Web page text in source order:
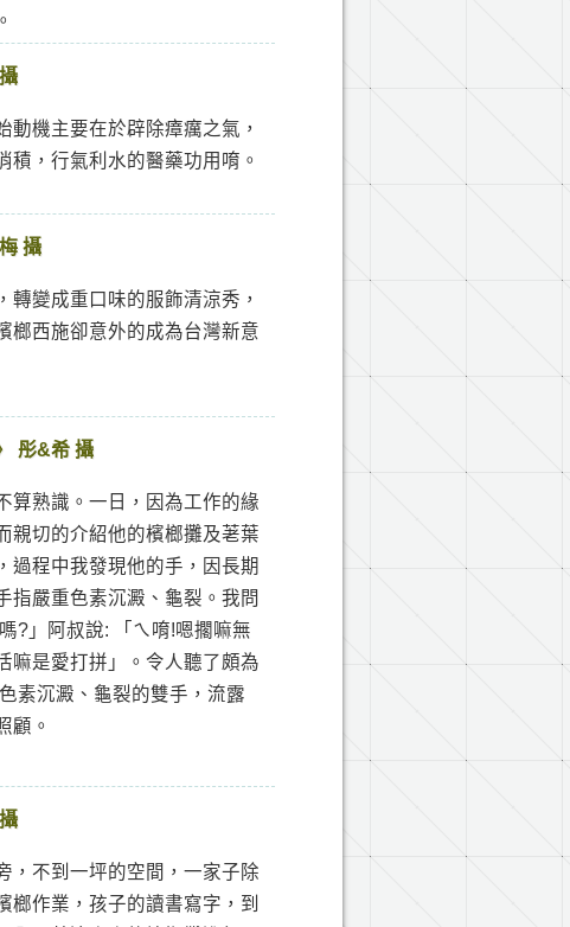
動機主要在於辟除瘴癘之氣，
積，行氣利水的醫藥功用唷。
攝
轉變成重口味的服飾清涼秀，
榔西施卻意外的成為台灣新意
彤&希 攝
算熟識。一日，因為工作的緣
親切的介紹他的檳榔攤及荖葉
過程中我發現他的手，因長期
指嚴重色素沉澱、龜裂。我問
?」阿叔說: 「ㄟ唷!嗯擱嘛無
嘛是愛打拼」。令人聽了頗為
素沉澱、龜裂的雙手，流露
顧。
，不到一坪的空間，一家子除
榔作業，孩子的讀書寫字，到